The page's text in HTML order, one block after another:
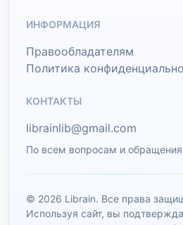
ИНФОРМАЦИЯ
Правообладателям
Политика
КОНТАКТЫ
librainlib@gmail.com
По всем вопросам и
© 2026 Librain. Все права
Используя сайт, вы